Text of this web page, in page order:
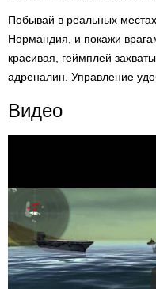
Побывай в реальных
Нормандия, и покажи
красивая, геймплей
адреналин. Управление
Видео